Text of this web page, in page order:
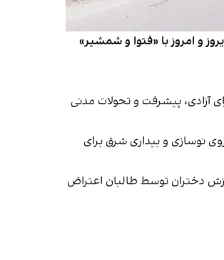
و امروز با «فتوا و شمشیر»
آزادی، پیشرفت و تحولات مدنی
نوسازی و بیداری شرق برای
دختران توسط طالبان اعتراض